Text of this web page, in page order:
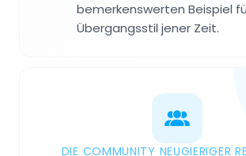
bemerkenswerten Beispiel
Übergangsstil jener Zeit.
DIE COMMUNITY NEUGIERIGER